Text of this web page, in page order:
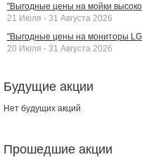
"Выгодные цены на мойки
21 Июля - 31 Августа 2026
"Выгодные цены на мониторы
20 Июля - 31 Августа 2026
Будущие акции
Нет будущих акций
Прошедшие акции